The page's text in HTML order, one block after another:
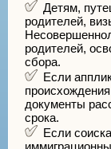
Детям,
родителей,
родителей,
сбора.
Если
документы
срока.
Если